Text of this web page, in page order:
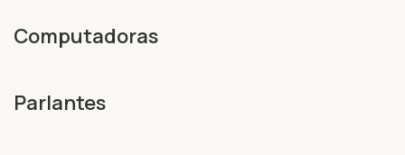
Computadoras
Parlantes